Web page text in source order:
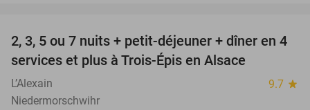
44%
2, 3, 5 ou 7 nuits + petit-déjeuner + dîner en 4
services et plus à Trois-Épis en Alsace
L’Alexain 9.7 star
Niedermorschwihr